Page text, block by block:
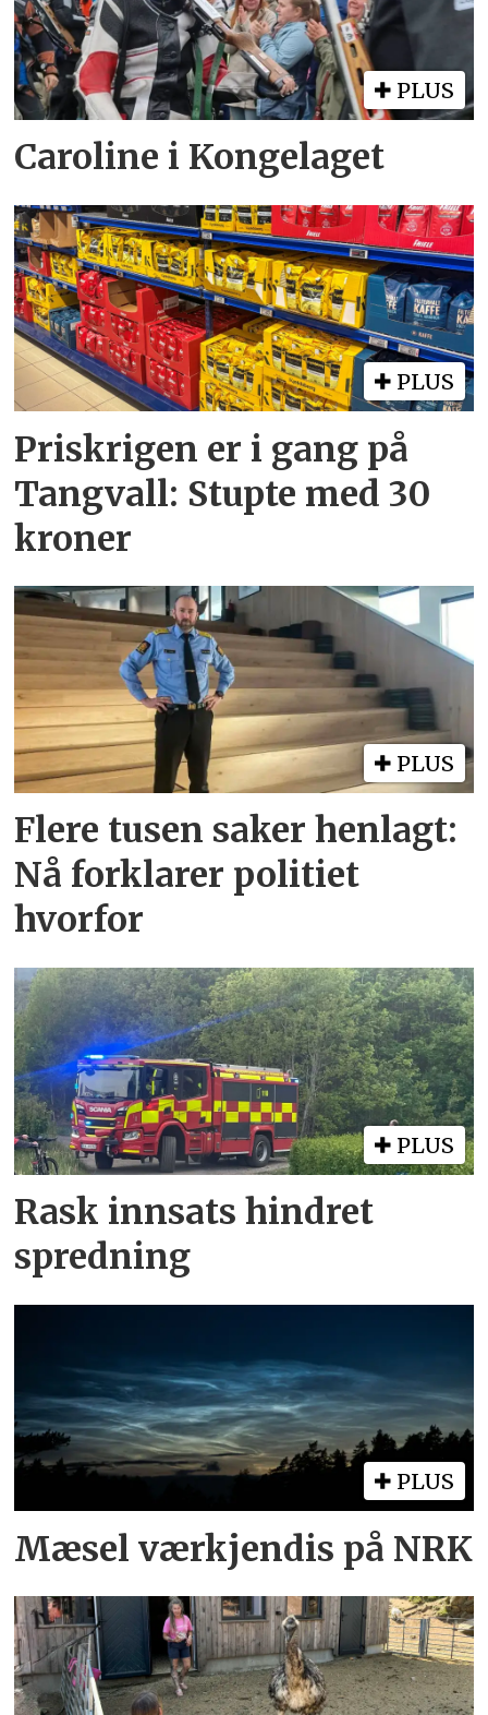
PLUS
Caroline i Kongelaget
PLUS
Priskrigen er i gang på
Tangvall: Stupte med 30
kroner
PLUS
Flere tusen saker henlagt:
Nå forklarer politiet
hvorfor
PLUS
Rask innsats hindret
spredning
PLUS
Mæsel værkjendis på NRK